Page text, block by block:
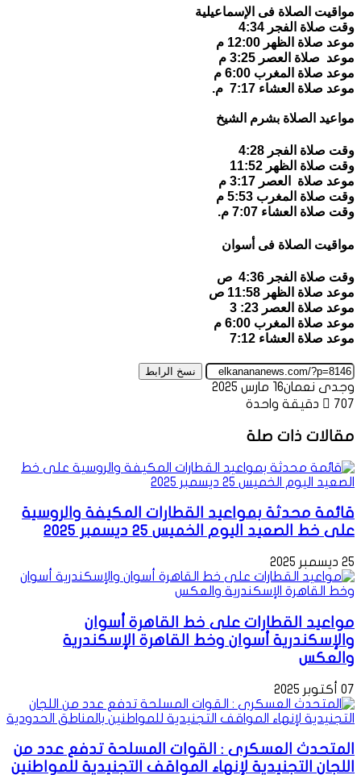
مواقيت الصلاة فى الإسماعيلية
وقت صلاة الفجر 4:34
موعد صلاة الظهر 12:00 م
موعد صلاة العصر 3:25 م
موعد صلاة المغرب 6:00 م
موعد صلاة العشاء 7:17 م.
مواعيد الصلاة بشرم الشيخ
وقت صلاة الفجر 4:28
وقت صلاة الظهر 11:52
موعد صلاة العصر 3:17 م
وقت صلاة المغرب 5:53 م
وقت صلاة العشاء 7:07 م.
مواقيت الصلاة فى أسوان
وقت صلاة الفجر 4:36 ص
موعد صلاة الظهر 11:58 ص
موعد صلاة العصر 23: 3
موعد صلاة المغرب 6:00 م
موعد صلاة العشاء 7:12
نسخ الرابط
وجدى نعمان16 مارس 2025
707
دقيقة واحدة
مقالات ذات صلة
قائمة محدثة بمواعيد القطارات المكيفة والروسية
على خط الصعيد اليوم الخميس 25 ديسمبر 2025
25 ديسمبر 2025
مواعيد القطارات على خط القاهرة أسوان
والإسكندرية أسوان وخط القاهرة الإسكندرية
والعكس
07 أكتوبر 2025
المتحدث العسكرى : القوات المسلحة تدفع عدد من
اللجان التجنيدية لإنهاء المواقف التجنيدية للمواطنين